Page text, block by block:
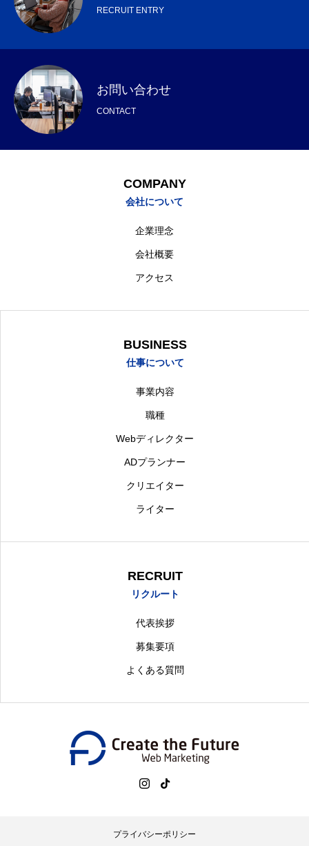
RECRUIT ENTRY
お問い合わせ
CONTACT
COMPANY
会社について
企業理念
会社概要
アクセス
BUSINESS
仕事について
事業内容
職種
Webディレクター
ADプランナー
クリエイター
ライター
RECRUIT
リクルート
代表挨拶
募集要項
よくある質問
プライバシーポリシー